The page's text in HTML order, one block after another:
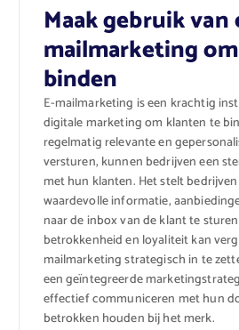
Maak gebruik van
mailmarketing
binden
E-mailmarketing is een krachtig
digitale marketing om klanten te
regelmatig relevante en
versturen, kunnen bedrijven een
met hun klanten. Het stelt
waardevolle informatie,
naar de inbox van de klant te
betrokkenheid en loyaliteit kan
mailmarketing strategisch in te
een geïntegreerde
effectief communiceren met hun
betrokken houden bij het merk.